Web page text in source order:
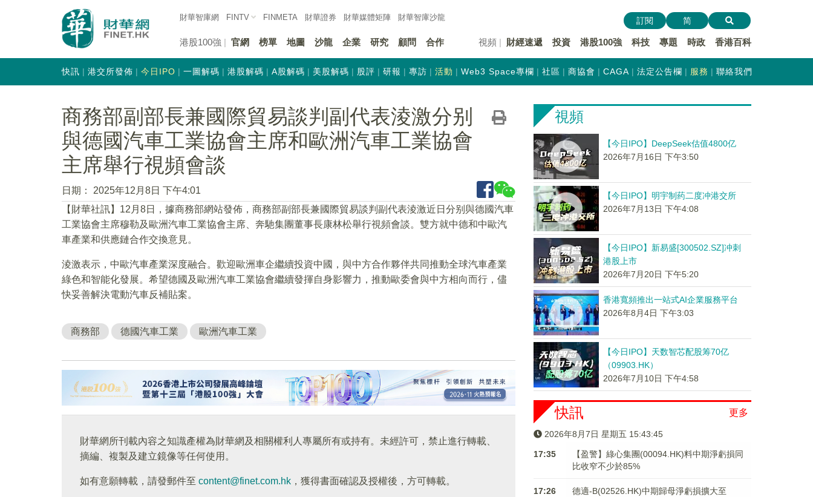
財華智庫網 FINTV FINMETA 財華證券 財華媒體矩陣 財華智庫沙龍
港股100強 官網 榜單 地圖 沙龍 企業 研究 顧問 合作 視頻 財經速遞 投資 港股100強 科技 專題 時政 香港百科
訂閱 简
快訊 港交所發佈 今日IPO 一圖解碼 港股解碼 A股解碼 美股解碼 股評 研報 專訪 活動 Web3 Space專欄 社區 商協會 CAGA 法定公告欄 服務 聯絡我們
商務部副部長兼國際貿易談判副代表淩激分别
與德國汽車工業協會主席和歐洲汽車工業協會
主席舉行視頻會談
日期：
2025年12月8日 下午4:01
【財華社訊】12月8日，據商務部網站發佈，商務部副部長兼國際貿易談判副代表淩激近日分别與德國汽車
工業協會主席穆勒及歐洲汽車工業協會主席、奔馳集團董事長康林松舉行視頻會談。雙方就中德和中歐汽
車產業和供應鏈合作交換意見。
淩激表示，中歐汽車產業深度融合。歡迎歐洲車企繼續投資中國，與中方合作夥伴共同推動全球汽車產業
綠色和智能化發展。希望德國及歐洲汽車工業協會繼續發揮自身影響力，推動歐委會與中方相向而行，儘
快妥善解決電動汽車反補貼案。
商務部 德國汽車工業 歐洲汽車工業
財華網所刊載內容之知識產權為財華網及相關權利人專屬所有或持有。未經許可，禁止進行轉載、
摘編、複製及建立鏡像等任何使用。
如有意願轉載，請發郵件至 content@finet.com.hk ，獲得書面確認及授權後，方可轉載。
視頻
【今日IPO】DeepSeek估值4800亿
2026年7月16日 下午3:50
【今日IPO】明宇制药二度冲港交所
2026年7月13日 下午4:08
【今日IPO】新易盛[300502.SZ]冲刺
港股上市
2026年7月20日 下午5:20
香港寬頻推出一站式AI企業服務平台
2026年8月4日 下午3:03
【今日IPO】天数智芯配股筹70亿
（09903.HK）
2026年7月10日 下午4:58
更多
快訊
2026年8月7日 星期五 15:43:45
17:35
【盈警】綠心集團(00094.HK)料中期淨虧損同
比收窄不少於85%
17:26
德適-B(02526.HK)中期歸母淨虧損擴大至